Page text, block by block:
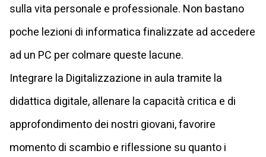
sulla vita personale e professionale. Non bastano
poche lezioni di informatica finalizzate ad accedere
ad un PC per colmare queste lacune.
Integrare la Digitalizzazione in aula tramite la
didattica digitale, allenare la capacità critica e di
approfondimento dei nostri giovani, favorire
momento di scambio e riflessione su quanto i